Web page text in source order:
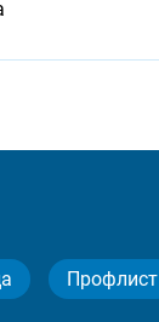
Профлист